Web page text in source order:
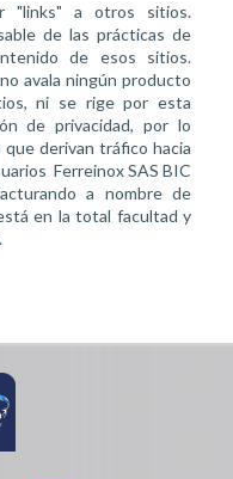
"links" a otros sitios.
de las prácticas de
de esos sitios.
avala ningún producto
ni se rige por esta
de privacidad, por lo
derivan tráfico hacia
Ferreinox SAS BIC
a nombre de
en la total facultad y